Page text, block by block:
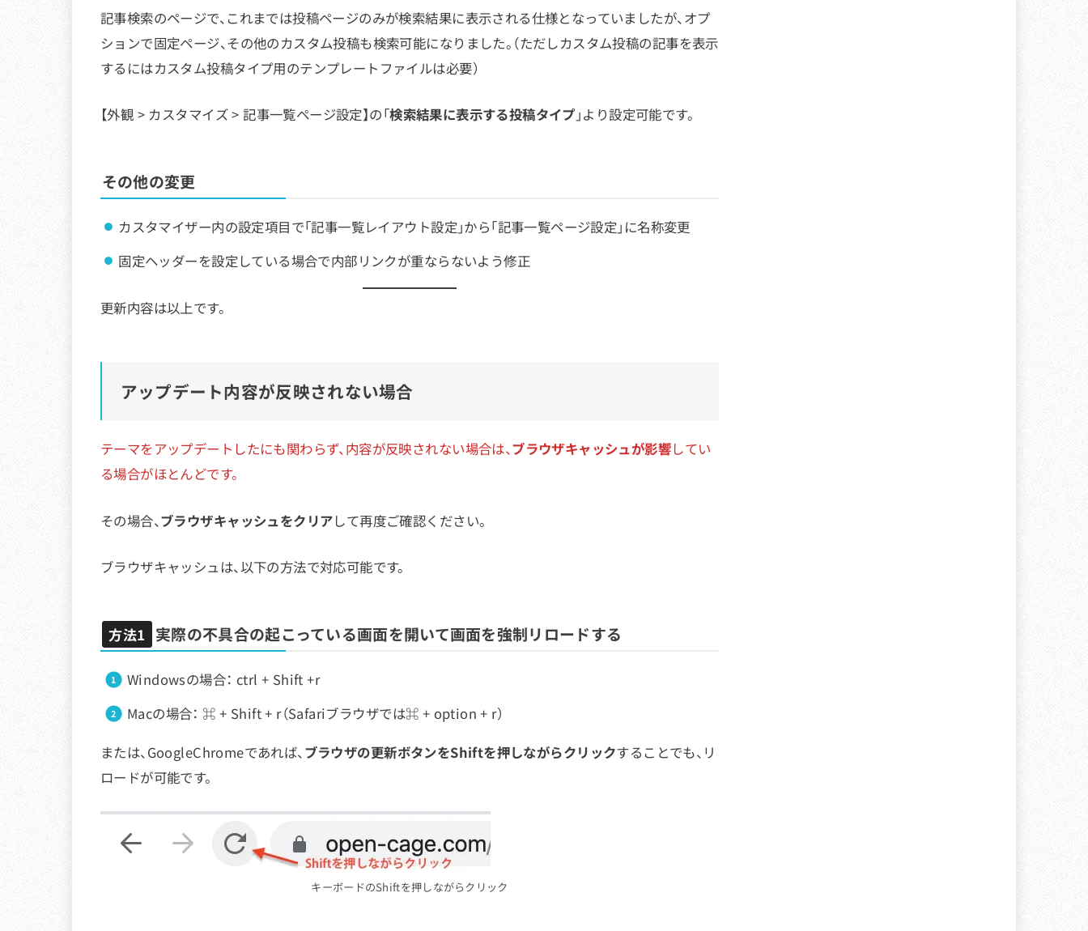
記事検索のページで、これまでは投稿ページのみが検索結果に表示される仕様となっていましたが、オプ
ションで固定ページ、その他のカスタム投稿も検索可能になりました。（ただしカスタム投稿の記事を表示
するにはカスタム投稿タイプ用のテンプレートファイルは必要）
【外観 > カスタマイズ > 記事一覧ページ設定】の「検索結果に表示する投稿タイプ 」より設定可能です。
その他の変更
カスタマイザー内の設定項目で「記事一覧レイアウト設定」から「記事一覧ページ設定」に名称変更
固定ヘッダーを設定している場合で内部リンクが重ならないよう修正
更新内容は以上です。
アップデート内容が反映されない場合
テーマをアップデートしたにも関わらず、内容が反映されない場合は、ブラウザキャッシュが影響してい
る場合がほとんどです。
その場合、ブラウザキャッシュをクリアして再度ご確認ください。
ブラウザキャッシュは、以下の方法で対応可能です。
方法1 実際の不具合の起こっている画面を開いて画面を強制リロードする
Windowsの場合： ctrl + Shift +r
Macの場合： ⌘ + Shift + r（Safariブラウザでは⌘ + option + r）
または、GoogleChromeであれば、 ブラウザの更新ボタンをShiftを押しながらクリックすることでも、リ
ロードが可能です。
キーボードのShiftを押しながらクリック